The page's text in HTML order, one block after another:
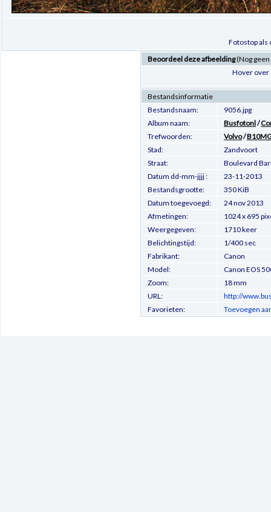
Fotostop als
Beoordeel deze afbeelding(Nog
Hover over
Bestandsinformatie
Bestandsnaam:
9056.jpg
Album naam:
Busfotonl/
Trefwoorden:
Volvo/
Stad:
Zandvoort
Straat:
Boulevard
Datum dd-mm-jjjj :
23-11-2013
Bestandsgrootte:
350 KiB
Datum toegevoegd:
24 nov 2013
Afmetingen:
1024 x 695
Weergegeven:
1710 keer
Belichtingstijd:
1/400 sec
Fabrikant:
Canon
Model:
Canon EOS
Zoom:
18 mm
URL:
http://
Favorieten:
Toevoegen